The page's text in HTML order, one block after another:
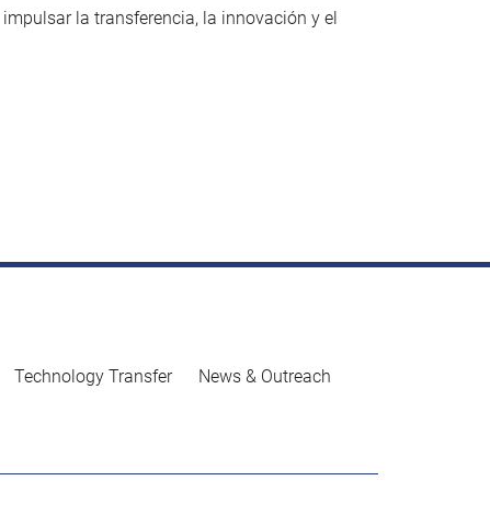
la transferencia, la innovación y el
Technology Transfer News & Outreach